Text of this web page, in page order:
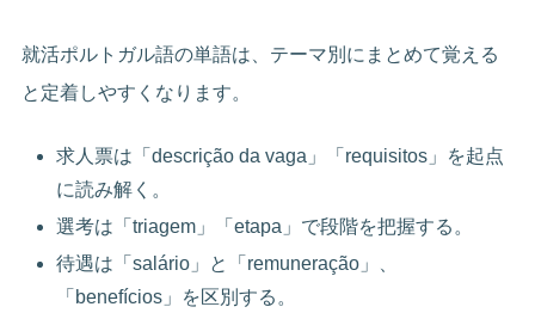
就活ポルトガル語の単語は、テーマ別にまとめて覚える
と定着しやすくなります。
求人票は「descrição da vaga」「requisitos」を起点
に読み解く。
選考は「triagem」「etapa」で段階を把握する。
待遇は「salário」と「remuneração」、
「benefícios」を区別する。